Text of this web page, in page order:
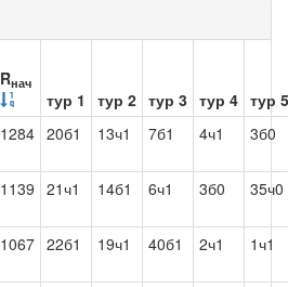
Rнач
тур 1 тур 2 тур 3 тур 4 тур 5
1284 20б1 13ч1 7б1 4ч1 3б0
1139 21ч1 14б1 6ч1 3б0 35ч0
1067 22б1 19ч1 40б1 2ч1 1ч1